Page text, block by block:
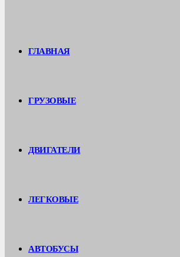
ГЛАВНАЯ
ГРУЗОВЫЕ
ДВИГАТЕЛИ
ЛЕГКОВЫЕ
АВТОБУСЫ